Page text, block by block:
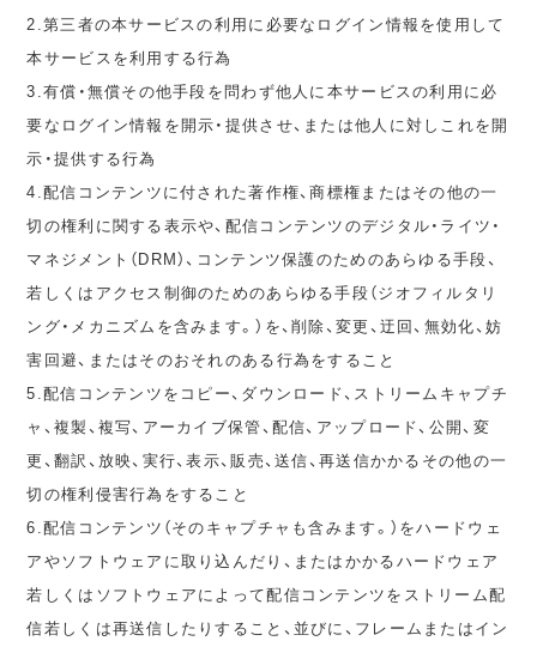
2.第三者の本サービスの利用に必要なログイン情報を使用して
本サービスを利用する行為
3.有償・無償その他手段を問わず他人に本サービスの利用に必
要なログイン情報を開示・提供させ、または他人に対しこれを開
示・提供する行為
4.配信コンテンツに付された著作権、商標権またはその他の一
切の権利に関する表示や、配信コンテンツのデジタル・ライツ・
マネジメント（DRM）、コンテンツ保護のためのあらゆる手段、
若しくはアクセス制御のためのあらゆる手段（ジオフィルタリ
ング・メカニズムを含みます。）を、削除、変更、迂回、無効化、妨
害回避、またはそのおそれのある行為をすること
5.配信コンテンツをコピー、ダウンロード、ストリームキャプチ
ャ、複製、複写、アーカイブ保管、配信、アップロード、公開、変
更、翻訳、放映、実行、表示、販売、送信、再送信かかるその他の一
切の権利侵害行為をすること
6.配信コンテンツ（そのキャプチャも含みます。）をハードウェ
アやソフトウェアに取り込んだり、またはかかるハードウェア
若しくはソフトウェアによって配信コンテンツをストリーム配
信若しくは再送信したりすること、並びに、フレームまたはイン